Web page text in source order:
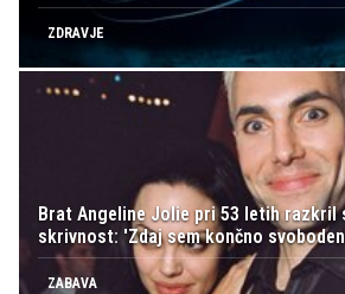
ZDRAVJE
Brat Angeline Jolie pri 53 letih razkril
skrivnost: 'Zdaj sem končno
ZABAVA